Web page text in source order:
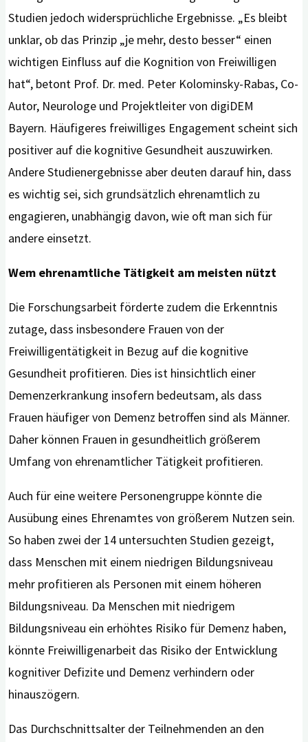
Studien jedoch widersprüchliche Ergebnisse. „Es bleibt
unklar, ob das Prinzip „je mehr, desto besser“ einen
wichtigen Einfluss auf die Kognition von Freiwilligen
hat“, betont Prof. Dr. med. Peter Kolominsky-Rabas, Co-
Autor, Neurologe und Projektleiter von digiDEM
Bayern. Häufigeres freiwilliges Engagement scheint sich
positiver auf die kognitive Gesundheit auszuwirken.
Andere Studienergebnisse aber deuten darauf hin, dass
es wichtig sei, sich grundsätzlich ehrenamtlich zu
engagieren, unabhängig davon, wie oft man sich für
andere einsetzt.
Wem ehrenamtliche Tätigkeit am meisten nützt
Die Forschungsarbeit förderte zudem die Erkenntnis
zutage, dass insbesondere Frauen von der
Freiwilligentätigkeit in Bezug auf die kognitive
Gesundheit profitieren. Dies ist hinsichtlich einer
Demenzerkrankung insofern bedeutsam, als dass
Frauen häufiger von Demenz betroffen sind als Männer.
Daher können Frauen in gesundheitlich größerem
Umfang von ehrenamtlicher Tätigkeit profitieren.
Auch für eine weitere Personengruppe könnte die
Ausübung eines Ehrenamtes von größerem Nutzen sein.
So haben zwei der 14 untersuchten Studien gezeigt,
dass Menschen mit einem niedrigen Bildungsniveau
mehr profitieren als Personen mit einem höheren
Bildungsniveau. Da Menschen mit niedrigem
Bildungsniveau ein erhöhtes Risiko für Demenz haben,
könnte Freiwilligenarbeit das Risiko der Entwicklung
kognitiver Defizite und Demenz verhindern oder
hinauszögern.
Das Durchschnittsalter der Teilnehmenden an den